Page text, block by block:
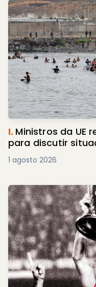
I. Ministros da UE
para discutir
1 agosto 2026